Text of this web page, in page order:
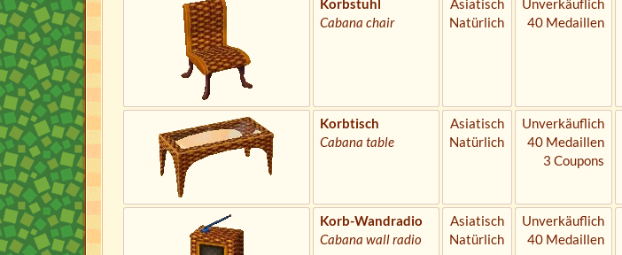
Korbstuhl
Cabana chair
Asiatisch
Natürlich
Unverkäuflich
40 Medaillen
Korbtisch
Cabana table
Asiatisch
Natürlich
Unverkäuflich
40 Medaillen
3 Coupons
Korb-Wandradio
Cabana wall radio
Asiatisch
Natürlich
Unverkäuflich
40 Medaillen